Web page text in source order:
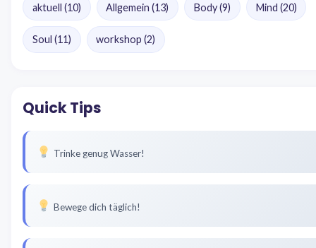
aktuell (10) Allgemein(13) Body(9) Mind (20)
Soul (11) workshop(2)
Quick Tips
Trinke genug Wasser!
Bewege dich täglich!